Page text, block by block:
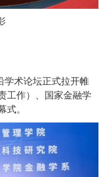
学术论坛正式拉开帷
工作）、国家金融学
式。